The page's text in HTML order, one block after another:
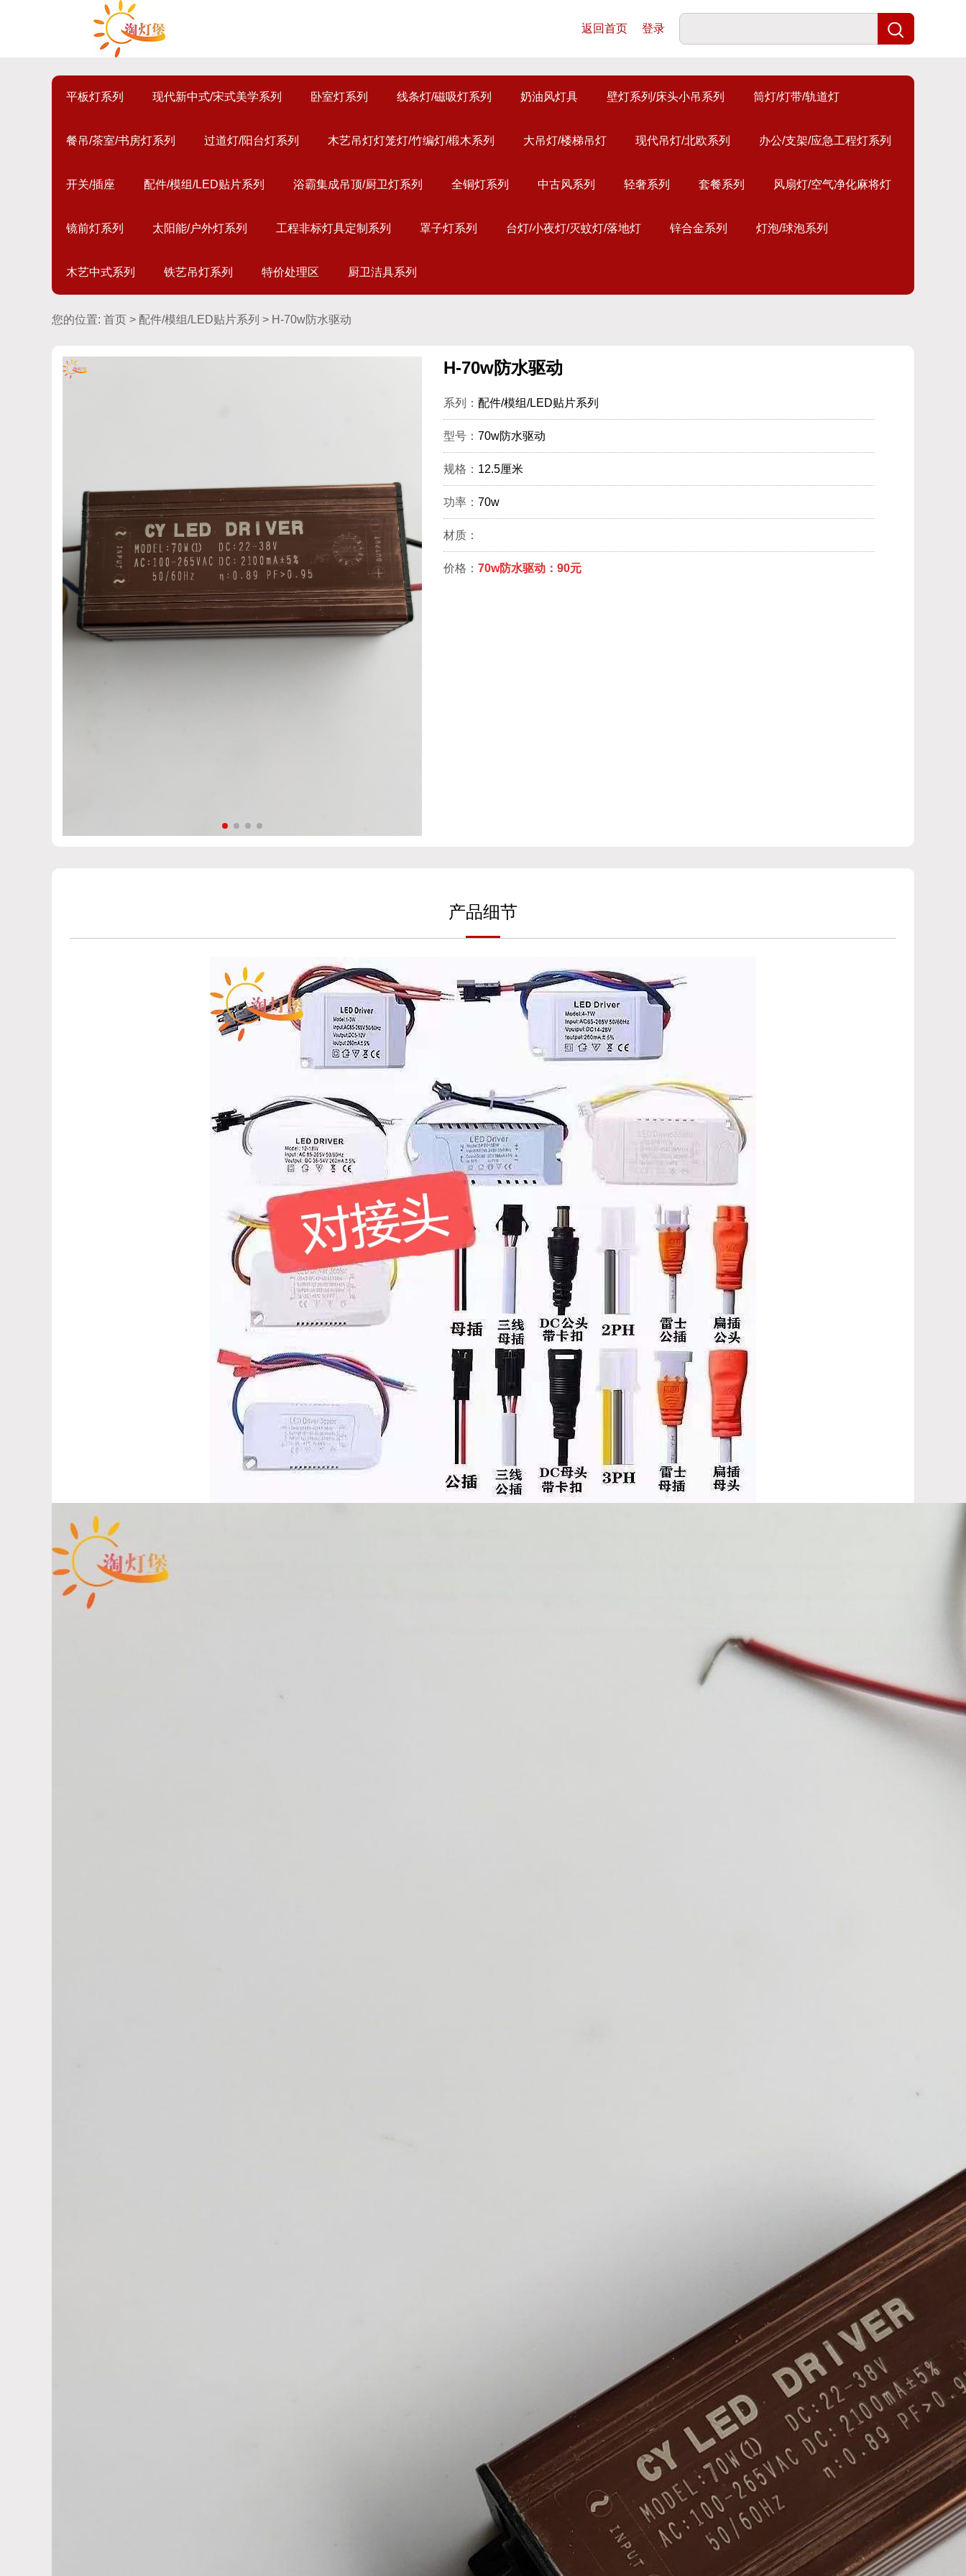
返回首页 登录
平板灯系列 现代新中式/宋式美学系列 卧室灯系列 线条灯/磁吸灯系列 奶油风灯具 壁灯系列/床头小吊系列 筒灯/灯带/轨道灯
餐吊/茶室/书房灯系列 过道灯/阳台灯系列 木艺吊灯灯笼灯/竹编灯/椴木系列 大吊灯/楼梯吊灯 现代吊灯/北欧系列 办公/支架/应急工程灯系列
开关/插座 配件/模组/LED贴片系列 浴霸集成吊顶/厨卫灯系列 全铜灯系列 中古风系列 轻奢系列 套餐系列 风扇灯/空气净化麻将灯
镜前灯系列 太阳能/户外灯系列 工程非标灯具定制系列 罩子灯系列 台灯/小夜灯/灭蚊灯/落地灯 锌合金系列 灯泡/球泡系列
木艺中式系列 铁艺吊灯系列 特价处理区 厨卫洁具系列
您的位置: 首页 > 配件/模组/LED贴片系列 > H-70w防水驱动
H-70w防水驱动
系列： 配件/模组/LED贴片系列
型号： 70w防水驱动
规格： 12.5厘米
功率： 70w
材质：
价格： 70w防水驱动：90元
产品细节